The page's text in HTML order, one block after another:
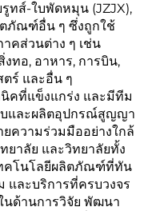
ทส์-ใบพัดหมุน (JZJX),
ภัณฑ์อื่น ๆ ซึ่งถูกใช้
คส่วนต่าง ๆ เช่น
ทอ, อาหาร, การบิน,
ตร์ และอื่น ๆ
คที่แข็งแกร่ง และมีทีม
และผลิตอุปกรณ์สูญญา
ยความร่วมมืออย่างใกล้
ยาลัย และวิทยาลัยทั้ง
ทคโนโลยีผลิตภัณฑ์ที่ทัน
และบริการที่ครบวงจร
นด้านการวิจัย พัฒนา